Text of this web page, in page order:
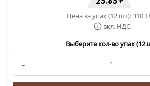
Цена за упак (12 шт):
вкл. НДС
Выберите кол-во упак (12
-